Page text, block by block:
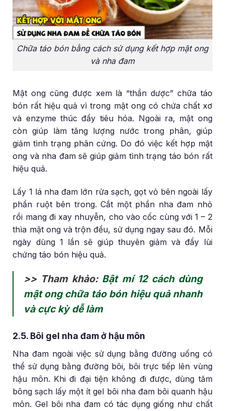
Chữa táo bón bằng cách sử dụng kết hợp mật ong
và nha đam
Mật ong cũng được xem là “thần dược” chữa táo
bón rất hiệu quả vì trong mật ong có chứa chất xơ
và enzyme thúc đẩy tiêu hóa. Ngoài ra, mật ong
còn giúp làm tăng lượng nước trong phân, giúp
giảm tình trạng phân cứng. Do đó việc kết hợp mật
ong và nha đam sẽ giúp giảm tình trạng táo bón rất
hiệu quả.
Lấy 1 lá nha đam lớn rửa sạch, gọt vỏ bên ngoài lấy
phần ruột bên trong. Cắt một phần nha đam nhỏ
rồi mang đi xay nhuyễn, cho vào cốc cùng với 1 – 2
thìa mật ong và trộn đều, sử dụng ngay sau đó. Mỗi
ngày dùng 1 lần sẽ giúp thuyên giảm và đẩy lùi
chứng táo bón hiệu quả.
>> Tham khảo: Bật mí 12 cách dùng
mật ong chữa táo bón hiệu quả nhanh
và cực kỳ dễ làm
2.5. Bôi gel nha đam ở hậu môn
Nha đam ngoài việc sử dụng bằng đường uống có
thể sử dụng bằng đường bôi, bôi trực tiếp lên vùng
hậu môn. Khi đi đại tiện không đi được, dùng tăm
bông sạch lấy một ít gel bôi nha đam bôi quanh hậu
môn. Gel bôi nha đam có tác dụng giống như chất